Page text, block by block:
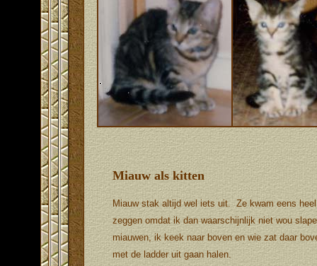
Miauw als kitten
Miauw stak altijd wel iets uit. Ze kwam eens
zeggen omdat ik dan waarschijnlijk niet wou
miauwen, ik keek naar boven en wie zat daar
met de ladder uit gaan halen.